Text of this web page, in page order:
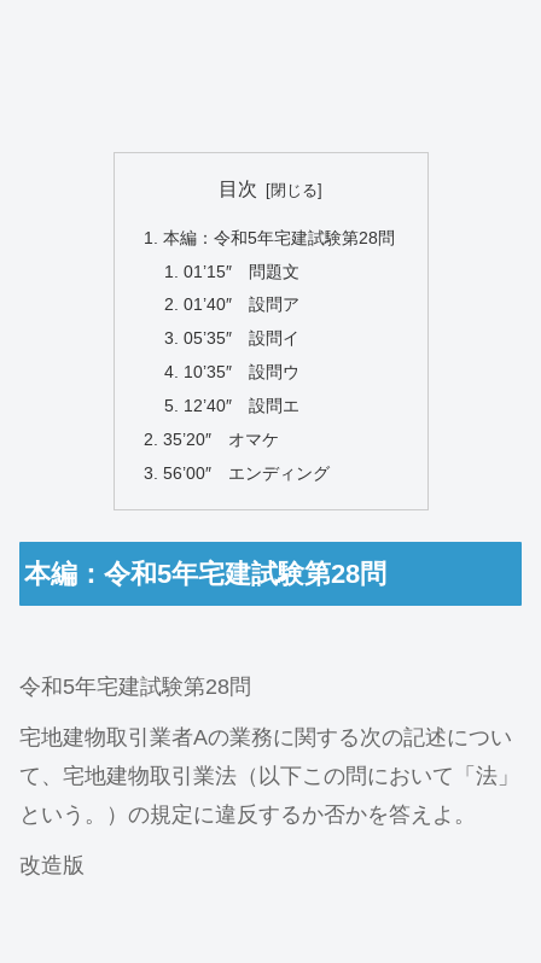
目次
本編：令和5年宅建試験第28問
01’15″ 問題文
01’40″ 設問ア
05’35″ 設問イ
10’35″ 設問ウ
12’40″ 設問エ
35’20″ オマケ
56’00″ エンディング
本編：令和5年宅建試験第28問
令和5年宅建試験第28問
宅地建物取引業者Aの業務に関する次の記述につい
て、宅地建物取引業法（以下この問において「法」
という。）の規定に違反するか否かを答えよ。
改造版